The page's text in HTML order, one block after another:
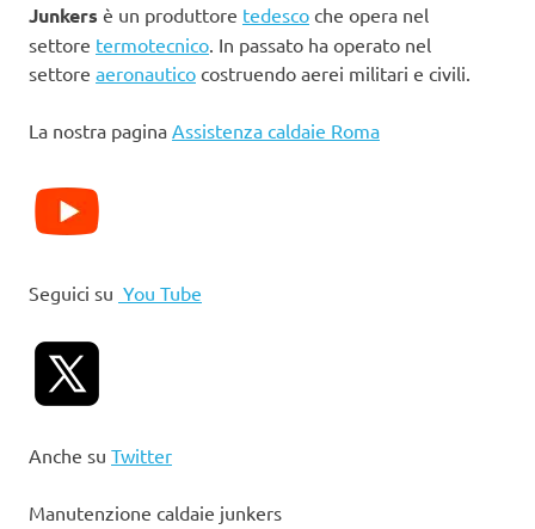
Junkers è un produttore tedesco che opera nel
settore termotecnico . In passato ha operato nel
settore aeronautico costruendo aerei militari e civili.
La nostra pagina Assistenza caldaie Roma
Seguici su You Tube
Anche su Twitter
Manutenzione caldaie junkers